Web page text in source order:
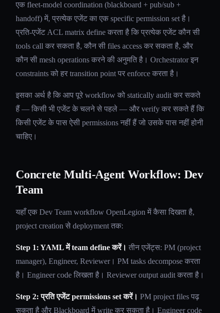
एक fleet-model coordination (blackboard + pub/sub +
handoff) में, प्रत्येक एजेंट का एक specific permission set है।
प्रति-एजेंट ACL matrix define करता है कि प्रत्येक एजेंट कौन सी
tools call कर सकता है, कौन सी files access कर सकता है, और
कौन सी mesh operations करने की अनुमति है। Orchestrator इन
constraints को हर transition point पर enforce करता है।
इसका अर्थ है कि आप पूरे workflow को statically audit कर सकते
हैं — किसी भी एजेंट के चलने से पहले — और verify कर सकते हैं कि
किसी एजेंट के पास ऐसी permissions नहीं हैं जो उसके पास नहीं होनी
चाहिए।
Concrete Multi-Agent Workflow: Dev
Team
यहाँ एक Dev Team workflow OpenLegion में कैसा दिखता है,
project creation से deployment तक:
Step 1: YAML में team define करें। तीन एजेंट्स: PM (project
manager), Engineer, Reviewer। PM tasks decompose करता
है। Engineer code लिखता है। Reviewer output audit करता है।
Step 2: प्रति एजेंट permissions set करें। PM project files पढ़
सकता है और Blackboard में write कर सकता है। Engineer code